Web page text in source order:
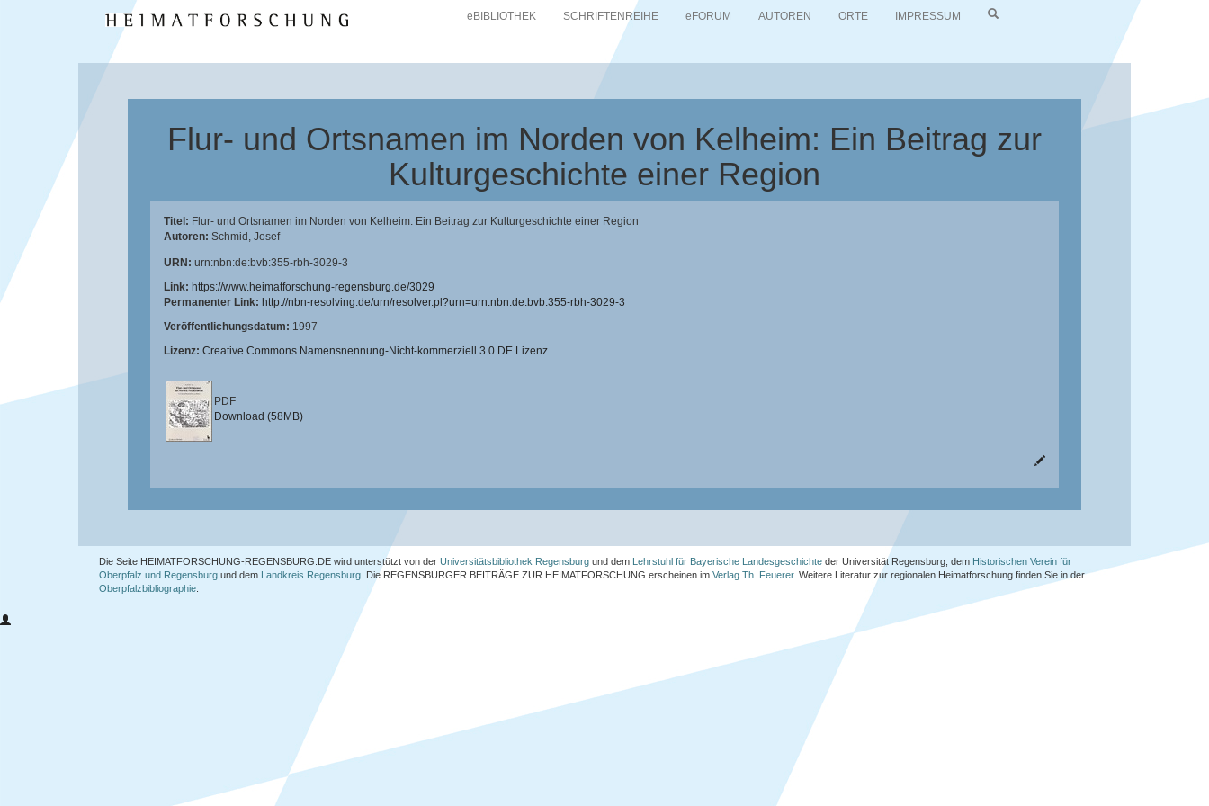
eBIBLIOTHEK SCHRIFTENREIHE eFORUM AUTOREN ORTE IMPRESSUM
Flur- und Ortsnamen im Norden von Kelheim: Ein Beitrag zur
Kulturgeschichte einer Region
Titel: Flur- und Ortsnamen im Norden von Kelheim: Ein Beitrag zur Kulturgeschichte einer Region
Autoren: Schmid, Josef
URN: urn:nbn:de:bvb:355-rbh-3029-3
Link: https://www.heimatforschung-regensburg.de/3029
Permanenter Link: http://nbn-resolving.de/urn/resolver.pl?urn=urn:nbn:de:bvb:355-rbh-3029-3
Veröffentlichungsdatum: 1997
Lizenz: Creative Commons Namensnennung-Nicht-kommerziell 3.0 DE Lizenz
PDF
Download (58MB)
Die Seite HEIMATFORSCHUNG-REGENSBURG.DE wird unterstützt von der Universitätsbibliothek Regensburg und dem Lehrstuhl für Bayerische Landesgeschichte der Universität Regensburg, dem Historischen Verein für
Oberpfalz und Regensburg und dem Landkreis Regensburg . Die REGENSBURGER BEITRÄGE ZUR HEIMATFORSCHUNG erscheinen im Verlag Th. Feuerer. Weitere Literatur zur regionalen Heimatforschung finden Sie in der
Oberpfalzbibliographie